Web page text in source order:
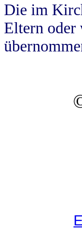
Die im
Eltern oder